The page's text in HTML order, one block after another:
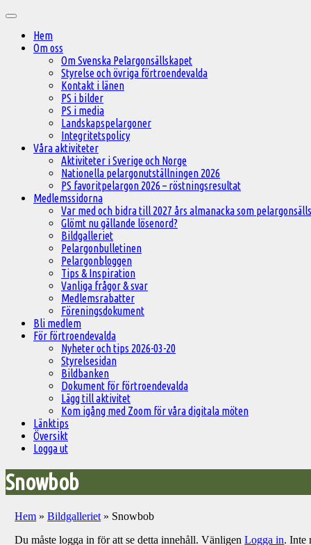
innehåll
Huvudmeny
Hem
Om oss
Om Svenska Pelargonsällskapet
Styrelse och övriga förtroendevalda
Kontakt i länen
PS i bilder
PS i media
Landskapspelargoner
Integritetspolicy
Våra aktiviteter
Aktiviteter i Sverige och Norge
Nationella pelargonutställningen 2026
PS favoritpelargon 2026 – röstningsresultat
Medlemssidorna
Var med och bidra till 2027 års almanacka som
Glömt nu gällande lösenord?
Bildgalleriet
Pelargonbulletinen
Pelargonbloggen
Tips & Inspiration
Vanliga frågor & svar
Medlemsrabatter
Föreningsdokument
Bli medlem
För förtroendevalda
Nyheter och tips 2026-03-20
Styrelsesidan
Bildbanken
Dokument för förtroendevalda
Lägg till aktivitet
Kom igång med Zoom för våra digitala möten
Länktips
Översikt
Logga ut
Snowbob
Hem »Bildgalleriet » Snowbob
Du måste logga in för att se detta innehåll. VänligenLogga in. Inte